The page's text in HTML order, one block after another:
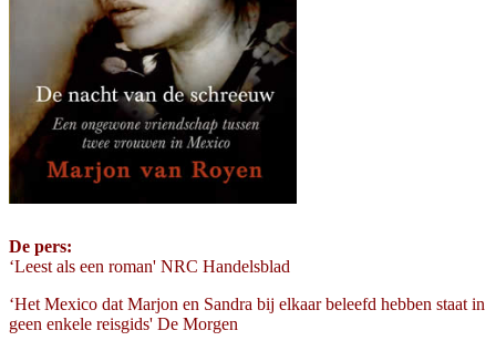
De pers:
‘Leest als een roman' NRC Handelsblad
‘Het Mexico dat Marjon en Sandra bij elkaar beleefd hebben staat in
geen enkele reisgids' De Morgen